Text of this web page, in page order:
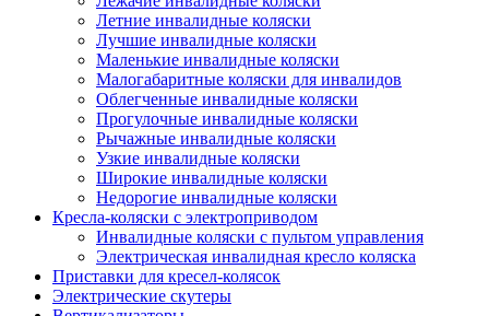
Летние инвалидные коляски
Лучшие инвалидные коляски
Маленькие инвалидные коляски
Малогабаритные коляски для инвалидов
Облегченные инвалидные коляски
Прогулочные инвалидные коляски
Рычажные инвалидные коляски
Узкие инвалидные коляски
Широкие инвалидные коляски
Недорогие инвалидные коляски
Кресла-коляски с электроприводом
Инвалидные коляски с пультом управления
Электрическая инвалидная кресло коляска
Приставки для кресел-колясок
Электрические скутеры